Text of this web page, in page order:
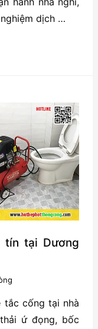
dịch …
tín tại Dương
tắc cống tại nhà
ứ đọng, bốc